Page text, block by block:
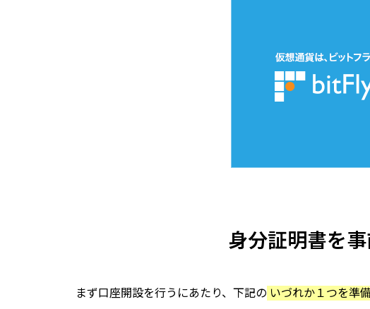
身分証明書を
まず口座開設を行うにあたり、下記の いづれか１つを準